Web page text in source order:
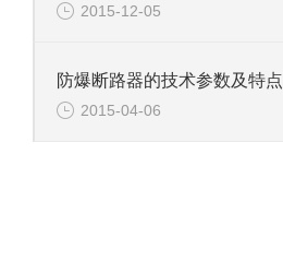
2015-12-05
防爆断路器的技术参数及特点
2015-04-06